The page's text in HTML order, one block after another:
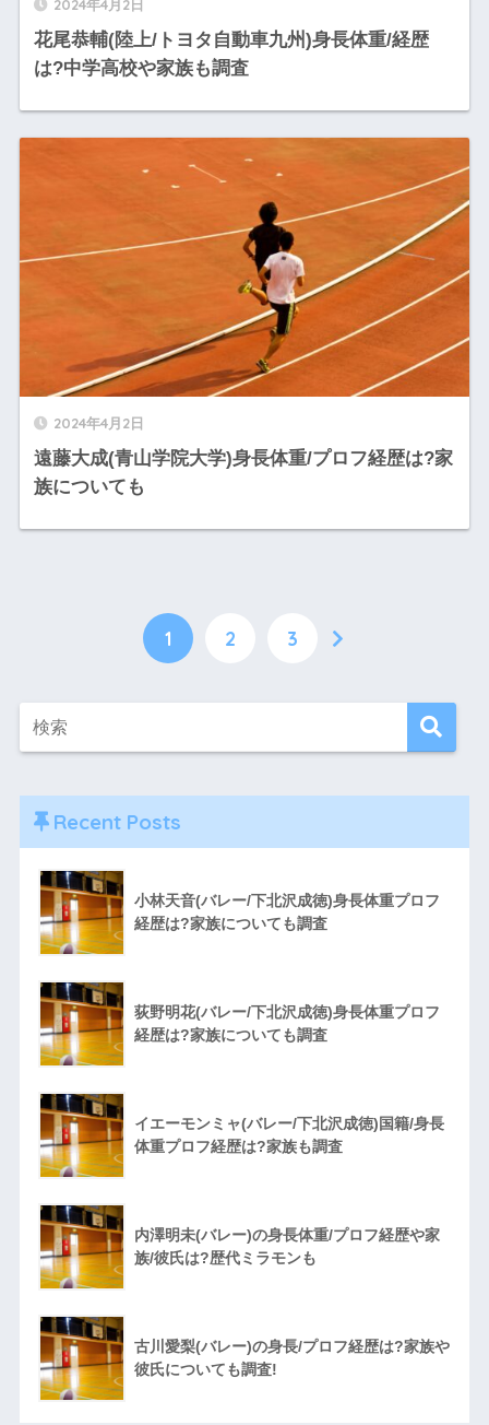
2024年4月2日
花尾恭輔(陸上/トヨタ自動車九州)身長体重/経歴
は?中学高校や家族も調査
2024年4月2日
遠藤大成(青山学院大学)身長体重/プロフ経歴は?家
族についても
1 2 3
Recent Posts
小林天音(バレー/下北沢成徳)身長体重プロフ
経歴は?家族についても調査
荻野明花(バレー/下北沢成徳)身長体重プロフ
経歴は?家族についても調査
イエーモンミャ(バレー/下北沢成徳)国籍/身長
体重プロフ経歴は?家族も調査
内澤明未(バレー)の身長体重/プロフ経歴や家
族/彼氏は?歴代ミラモンも
古川愛梨(バレー)の身長/プロフ経歴は?家族や
彼氏についても調査!